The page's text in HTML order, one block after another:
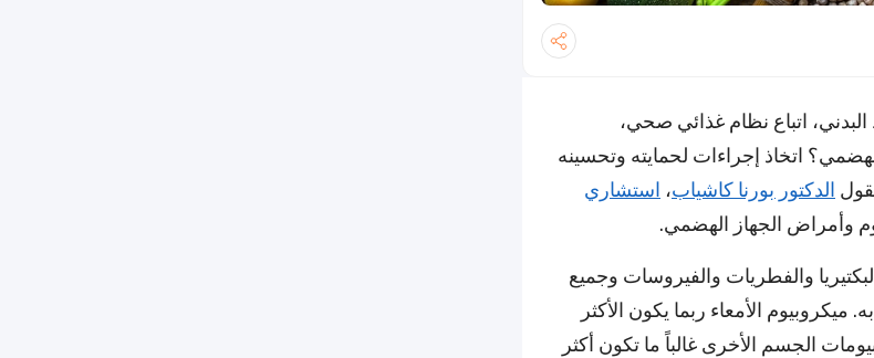
اتباع نظام غذائي صحي،
اتخاذ إجراءات لحمايته وتحسينه
الدكتور بورنا كاشياب، استشاري
وأمراض الجهاز الهضمي.
والفطريات والفيروسات وجميع
ميكروبيوم الأمعاء ربما يكون الأكثر
الجسم الأخرى غالباً ما تكون أكثر